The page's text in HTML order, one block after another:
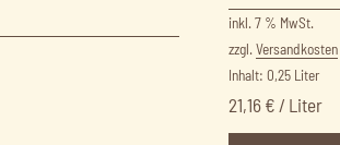
inkl. 7 % MwSt.
zzgl.Versandkosten
Inhalt: 0,25 Liter
21,16 € / Liter